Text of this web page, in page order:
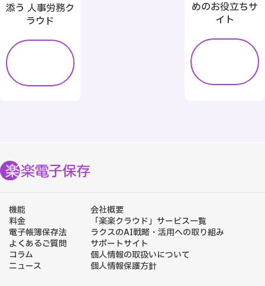
添う 人事労務ク
ラウド
めのお役立ちサ
イト
機能
料金
電子帳簿保存法
よくあるご質問
コラム
ニュース
会社概要
「楽楽クラウド」サービス一覧
ラクスのAI戦略・活用への取り組み
サポートサイト
個人情報の取扱いについて
個人情報保護方針